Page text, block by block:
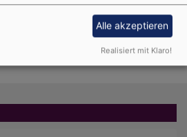
Alle akzeptieren
Realisiert mit Klaro!